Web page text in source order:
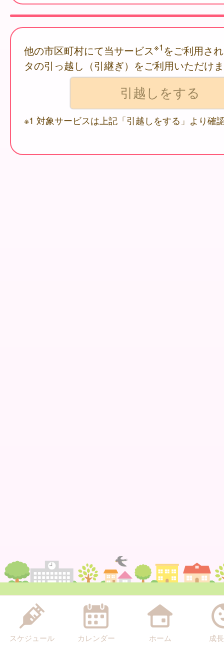
他の市区町村にて当サービス※1 をご利用さ
タの引っ越し（引継ぎ）をご利用いただけ
※1 対象サービスは上記「引越しをする」より確
スケジュール カレンダー ホーム 成